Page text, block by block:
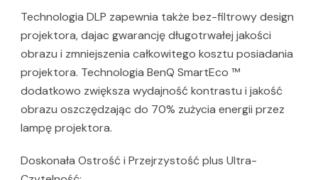
Technologia DLP zapewnia także bez-filtrowy design
projektora, dajac gwarancję długotrwałej jakości
obrazu i zmniejszenia całkowitego kosztu posiadania
projektora. Technologia BenQ SmartEco ™
dodatkowo zwiększa wydajność kontrastu i jakość
obrazu oszczędzając do 70% zużycia energii przez
lampę projektora.
Doskonała Ostrość i Przejrzystość plus Ultra-